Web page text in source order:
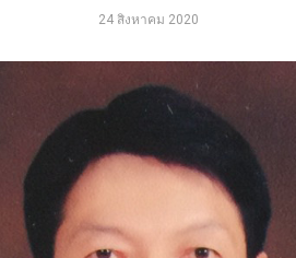
24 สิงหาคม 2020